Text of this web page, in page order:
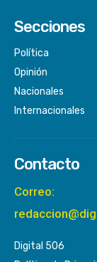
Secciones
Política
Opinión
Nacionales
Internacionales
Contacto
Correo:
Digital 506